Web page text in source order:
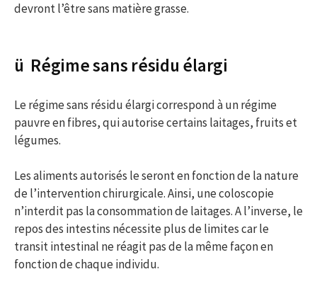
devront l’être sans matière grasse.
ü Régime sans résidu élargi
Le régime sans résidu élargi correspond à un régime
pauvre en fibres, qui autorise certains laitages, fruits et
légumes.
Les aliments autorisés le seront en fonction de la nature
de l’intervention chirurgicale. Ainsi, une coloscopie
n’interdit pas la consommation de laitages. A l’inverse, le
repos des intestins nécessite plus de limites car le
transit intestinal ne réagit pas de la même façon en
fonction de chaque individu.